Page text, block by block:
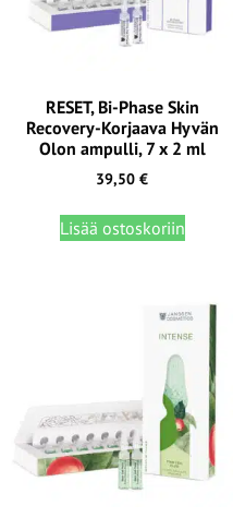
RESET, Bi-Phase Skin
Recovery-Korjaava Hyvän
Olon ampulli, 7 x 2 ml
39,50 €
Lisää ostoskoriin